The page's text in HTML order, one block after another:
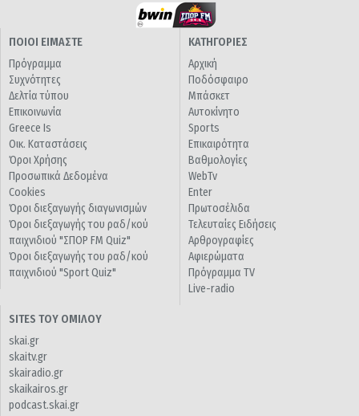
ΠΟΙΟΙ ΕΙΜΑΣΤΕ
Πρόγραμμα
Συχνότητες
Δελτία τύπου
Επικοινωνία
Greece Is
Οικ. Καταστάσεις
Όροι Χρήσης
Προσωπικά Δεδομένα
Cookies
Όροι διεξαγωγής διαγωνισμών
Όροι διεξαγωγής του ραδ/κού
παιχνιδιού "ΣΠΟΡ FM Quiz"
Όροι διεξαγωγής του ραδ/κού
παιχνιδιού "Sport Quiz"
ΚΑΤΗΓΟΡΙΕΣ
Αρχική
Ποδόσφαιρο
Μπάσκετ
Αυτοκίνητο
Sports
Επικαιρότητα
Βαθμολογίες
WebTv
Enter
Πρωτοσέλιδα
Τελευταίες Ειδήσεις
Αρθρογραφίες
Αφιερώματα
Πρόγραμμα TV
Live-radio
SITES ΤΟΥ ΟΜΙΛΟΥ
skai.gr
skaitv.gr
skairadio.gr
skaikairos.gr
podcast.skai.gr